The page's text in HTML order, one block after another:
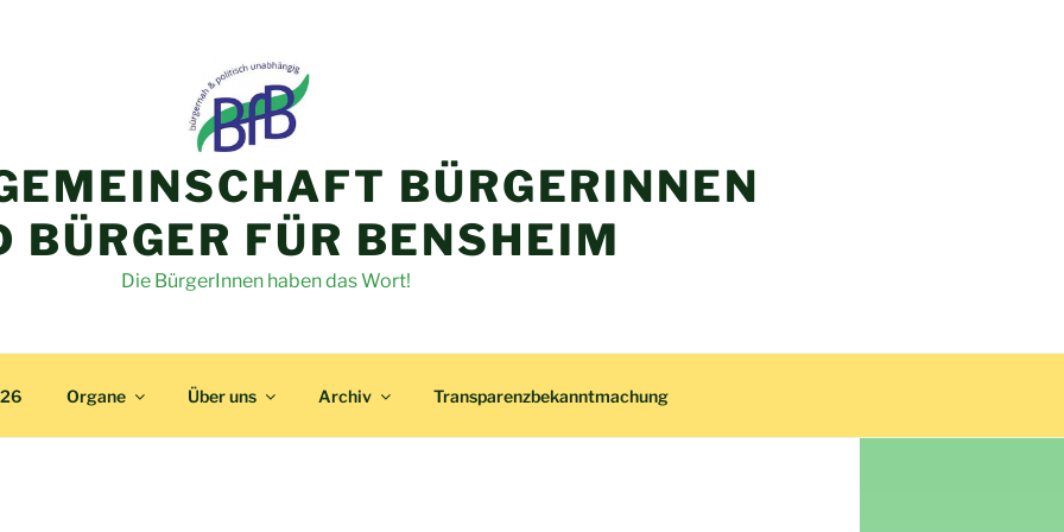
BÜRGERINNEN
BÜRGER FÜR BENSHEIM
Die BürgerInnen haben das Wort!
Organe Über uns Archiv Transparenzbekanntmachung